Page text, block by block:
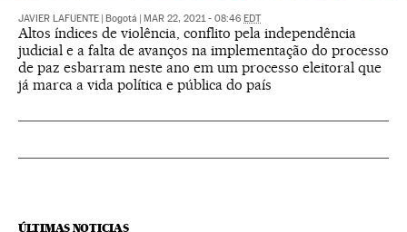
JAVIER LAFUENTE Bogotá MAR 22, 2021 - 08:46 EDT
Altos índices de violência, conflito pela independência
judicial e a falta de avanços na implementação do processo
de paz esbarram neste ano em um processo eleitoral que
já marca a vida política e pública do país
ÚLTIMAS NOTICIAS